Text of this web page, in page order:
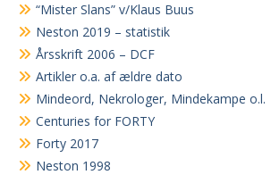
“Mister Slans” v/Klaus Buus
Neston 2019 – statistik
Årsskrift 2006 – DCF
Artikler o.a. af ældre dato
Mindeord, Nekrologer, Mindekampe o.l.
Centuries for FORTY
Forty 2017
Neston 1998